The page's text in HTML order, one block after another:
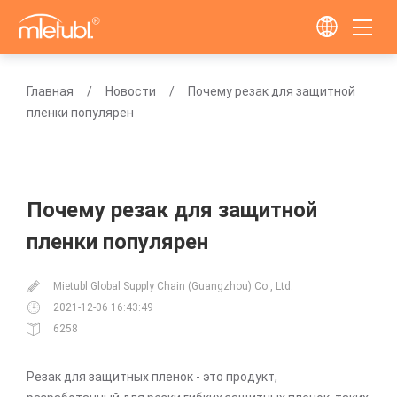
Главная Новости
Почему резак для защитной
пленки популярен
Почему резак для защитной
пленки популярен
Mietubl Global Supply Chain (Guangzhou) Co., Ltd.
2021-12-06 16:43:49
6258
Резак для защитных пленок - это продукт,